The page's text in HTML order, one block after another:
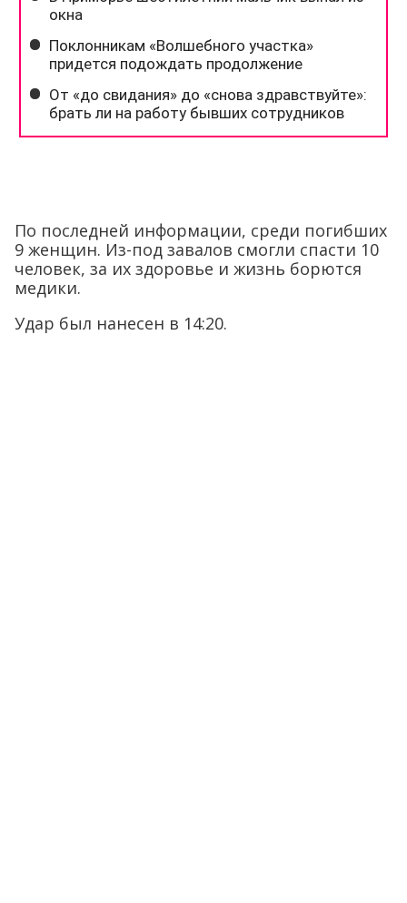
По последней информации, среди погибших
9 женщин. Из-под завалов смогли спасти 10
человек, за их здоровье и жизнь борются
медики.
Удар был нанесен в 14:20.